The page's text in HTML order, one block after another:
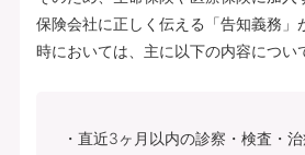
保険会社に正しく伝える「告知義務」
時においては、主に以下の内容につい
直近3ヶ月以内の診察・検査・